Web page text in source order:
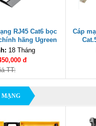
RJ45 Cat6 bọc
hãng Ugreen
cao cấp
18 Tháng
đ
TT:
Cáp
MẠNG